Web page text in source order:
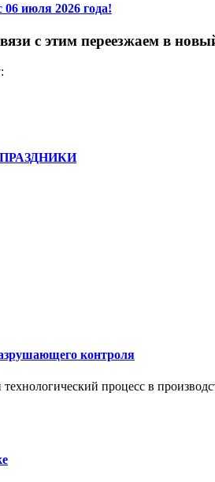
июля 2026 года!
с этим переезжаем в
контроля
процесс в